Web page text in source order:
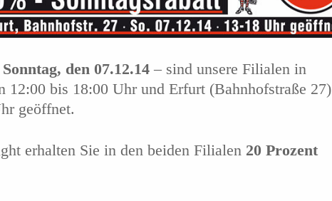
Sonntag, den 07.12.14 – sind unsere Filialen in
12:00 bis 18:00 Uhr und Erfurt (Bahnhofstraße 27)
geöffnet.
erhalten Sie in den beiden Filialen 20 Prozent